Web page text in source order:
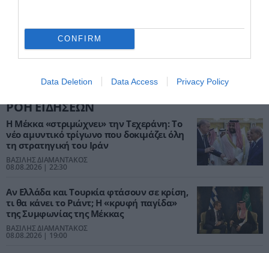
CONFIRM
Data Deletion Data Access Privacy Policy
ΡΟΗ ΕΙΔΗΣΕΩΝ
Η Μέκκα «στριμώχνει» την Τεχεράνη: Το
νέο αμυντικό τρίγωνο που δοκιμάζει όλη
τη στρατηγική του Ιράν
ΒΑΣΙΛΗΣ ΔΙΑΜΑΝΤΑΚΟΣ
08.08.2026 | 22:30
Αν Ελλάδα και Τουρκία φτάσουν σε κρίση,
τι θα κάνει το Ριάντ; Η «κρυφή παγίδα»
της Συμφωνίας της Μέκκας
ΒΑΣΙΛΗΣ ΔΙΑΜΑΝΤΑΚΟΣ
08.08.2026 | 19:00